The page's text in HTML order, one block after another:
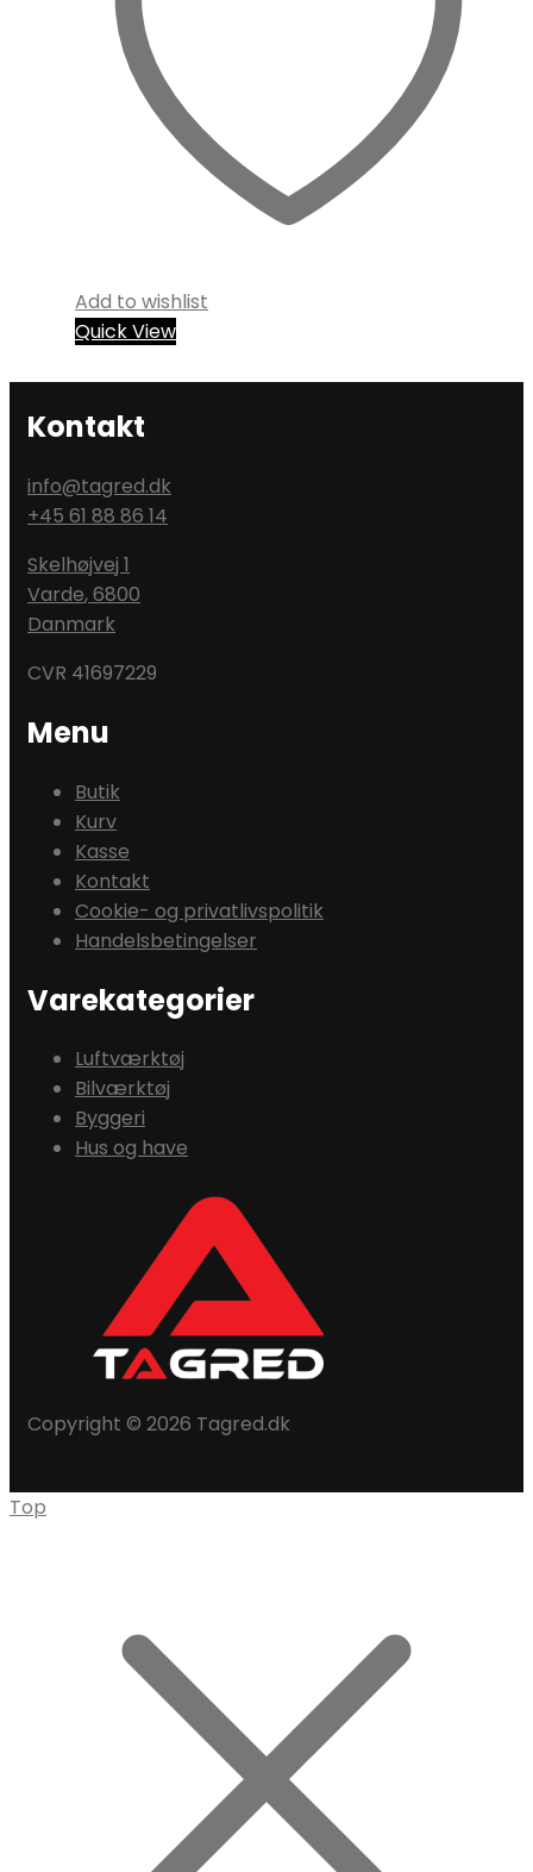
Add to wishlist
Quick View
Kontakt
info@tagred.dk
+45 61 88 86 14
Skelhøjvej 1
Varde,6800
Danmark
CVR 41697229
Menu
Butik
Kurv
Kasse
Kontakt
Cookie- og privatlivspolitik
Handelsbetingelser
Varekategorier
Luftværktøj
Bilværktøj
Byggeri
Hus og have
Copyright © 2026 Tagred.dk
Top